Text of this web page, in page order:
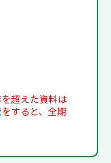
超えた資料は
をすると、全期